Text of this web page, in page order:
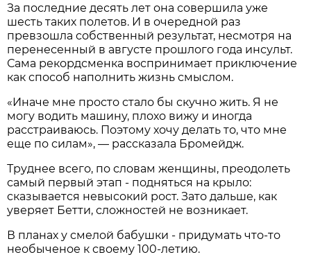
За последние десять лет она совершила уже
шесть таких полетов. И в очередной раз
превзошла собственный результат, несмотря на
перенесенный в августе прошлого года инсульт.
Сама рекордсменка воспринимает приключение
как способ наполнить жизнь смыслом.
«Иначе мне просто стало бы скучно жить. Я не
могу водить машину, плохо вижу и иногда
расстраиваюсь. Поэтому хочу делать то, что мне
еще по силам», — рассказала Бромейдж.
Труднее всего, по словам женщины, преодолеть
самый первый этап - подняться на крыло:
сказывается невысокий рост. Зато дальше, как
уверяет Бетти, сложностей не возникает.
В планах у смелой бабушки - придумать что-то
необыченое к своему 100-летию.